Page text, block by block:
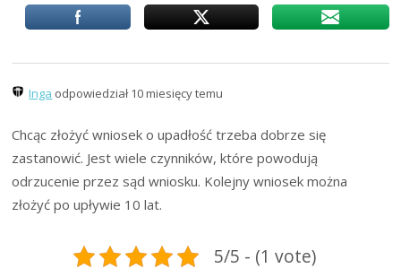
Inga odpowiedział 10 miesięcy temu
Chcąc złożyć wniosek o upadłość trzeba dobrze się
zastanowić. Jest wiele czynników, które powodują
odrzucenie przez sąd wniosku. Kolejny wniosek można
złożyć po upływie 10 lat.
5/5 - (1 vote)